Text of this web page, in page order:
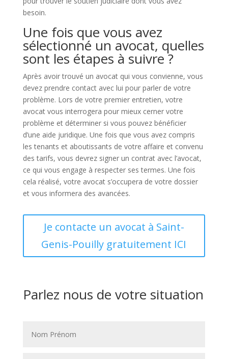
besoin.
Une fois que vous avez
sélectionné un avocat, quelles
sont les étapes à suivre ?
Après avoir trouvé un avocat qui vous convienne, vous
devez prendre contact avec lui pour parler de votre
problème. Lors de votre premier entretien, votre
avocat vous interrogera pour mieux cerner votre
problème et déterminer si vous pouvez bénéficier
d’une aide juridique. Une fois que vous avez compris
les tenants et aboutissants de votre affaire et convenu
des tarifs, vous devrez signer un contrat avec l’avocat,
ce qui vous engage à respecter ses termes. Une fois
cela réalisé, votre avocat s’occupera de votre dossier
et vous informera des avancées.
Je contacte un avocat à Saint-
Genis-Pouilly gratuitement ICI
Parlez nous de votre situation